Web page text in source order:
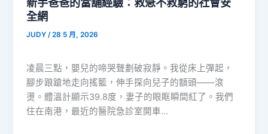
全網
JUDY /28 5 月, 2026
凌晨三點，嬰兒的啼哭聲劃破寂靜。我從床上彈起，
腳步踉蹌地走向搖籃，伸手探向兒子的額頭——滾
燙。體溫計顯示39.8度，妻子的眼眶瞬間紅了。我們
住在南港，最近的醫院急診室開車…